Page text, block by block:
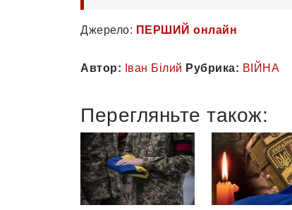
Джерело: ПЕРШИЙ онлайн
Автор: Іван Білий Рубрика: ВІЙНА
Перегляньте також: